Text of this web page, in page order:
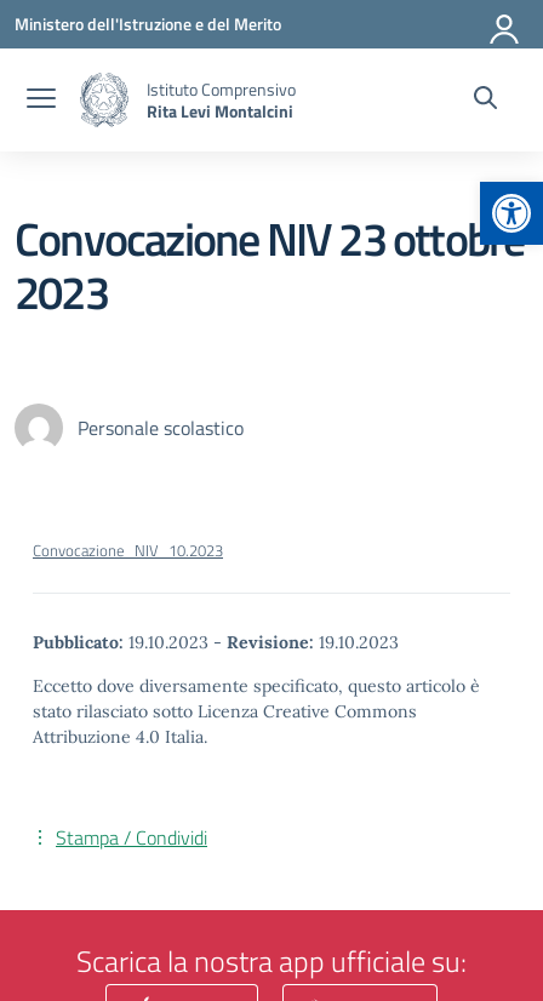
Vai ai contenuti
Vai al menu di navigazione
Vai al footer
Ministero dell'Istruzione e del Merito
Istituto Comprensivo
Rita Levi Montalcini
Convocazione NIV 23 ottobre
2023
Personale scolastico
Convocazione_NIV_10.2023
Pubblicato: 19.10.2023 - Revisione: 19.10.2023
Eccetto dove diversamente specificato, questo articolo è
stato rilasciato sotto Licenza Creative Commons
Attribuzione 4.0 Italia.
Stampa / Condividi
Scarica la nostra app ufficiale su: